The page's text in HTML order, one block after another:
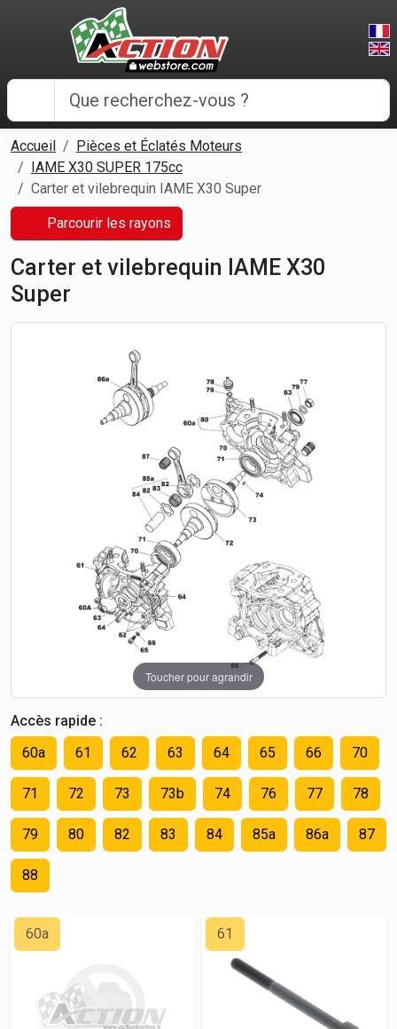
Panneau de gestion des cookies
Accueil
Pièces et Éclatés Moteurs
IAME X30 SUPER 175cc
Carter et vilebrequin IAME X30 Super
Parcourir les rayons
Carter et vilebrequin IAME X30
Super
Toucher pour agrandir
Accès rapide :
60a
61 62 63 64 65 66 70
71 72 73 73b 74 76 77 78
79 80 82 83 84 85a 86a 87
88
60a 61